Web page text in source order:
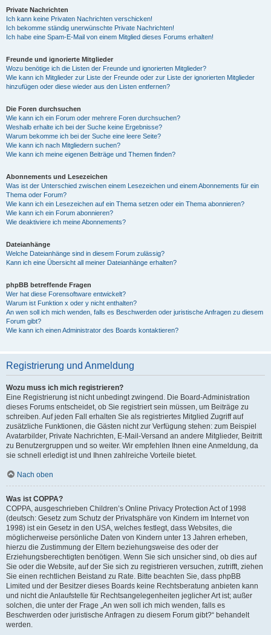
Private Nachrichten
Ich kann keine Privaten Nachrichten verschicken!
Ich bekomme ständig unerwünschte Private Nachrichten!
Ich habe eine Spam-E-Mail von einem Mitglied dieses Forums erhalten!
Freunde und ignorierte Mitglieder
Wozu benötige ich die Listen der Freunde und ignorierten Mitglieder?
Wie kann ich Mitglieder zur Liste der Freunde oder zur Liste der ignorierten Mitglieder
hinzufügen oder diese wieder aus den Listen entfernen?
Die Foren durchsuchen
Wie kann ich ein Forum oder mehrere Foren durchsuchen?
Weshalb erhalte ich bei der Suche keine Ergebnisse?
Warum bekomme ich bei der Suche eine leere Seite?
Wie kann ich nach Mitgliedern suchen?
Wie kann ich meine eigenen Beiträge und Themen finden?
Abonnements und Lesezeichen
Was ist der Unterschied zwischen einem Lesezeichen und einem Abonnements für ein
Thema oder Forum?
Wie kann ich ein Lesezeichen auf ein Thema setzen oder ein Thema abonnieren?
Wie kann ich ein Forum abonnieren?
Wie deaktiviere ich meine Abonnements?
Dateianhänge
Welche Dateianhänge sind in diesem Forum zulässig?
Kann ich eine Übersicht all meiner Dateianhänge erhalten?
phpBB betreffende Fragen
Wer hat diese Forensoftware entwickelt?
Warum ist Funktion x oder y nicht enthalten?
An wen soll ich mich wenden, falls es Beschwerden oder juristische Anfragen zu diesem
Forum gibt?
Wie kann ich einen Administrator des Boards kontaktieren?
Registrierung und Anmeldung
Wozu muss ich mich registrieren?
Eine Registrierung ist nicht unbedingt zwingend. Die Board-Administration
dieses Forums entscheidet, ob Sie registriert sein müssen, um Beiträge zu
schreiben. Auf jeden Fall erhalten Sie als registriertes Mitglied Zugriff auf
zusätzliche Funktionen, die Gästen nicht zur Verfügung stehen: zum Beispiel
Avatarbilder, Private Nachrichten, E-Mail-Versand an andere Mitglieder, Beitritt
zu Benutzergruppen und so weiter. Wir empfehlen Ihnen eine Anmeldung, da
sie schnell erledigt ist und Ihnen zahlreiche Vorteile bietet.
Nach oben
Was ist COPPA?
COPPA, ausgeschrieben Children’s Online Privacy Protection Act of 1998
(deutsch: Gesetz zum Schutz der Privatsphäre von Kindern im Internet von
1998) ist ein Gesetz in den USA, welches festlegt, dass Websites, die
möglicherweise persönliche Daten von Kindern unter 13 Jahren erheben,
hierzu die Zustimmung der Eltern beziehungsweise des oder der
Erziehungsberechtigten benötigen. Wenn Sie sich unsicher sind, ob dies auf
Sie oder die Website, auf der Sie sich zu registrieren versuchen, zutrifft, ziehen
Sie einen rechtlichen Beistand zu Rate. Bitte beachten Sie, dass phpBB
Limited und der Besitzer dieses Boards keine Rechtsberatung anbieten kann
und nicht die Anlaufstelle für Rechtsangelegenheiten jeglicher Art ist; außer
solchen, die unter der Frage „An wen soll ich mich wenden, falls es
Beschwerden oder juristische Anfragen zu diesem Forum gibt?“ behandelt
werden.